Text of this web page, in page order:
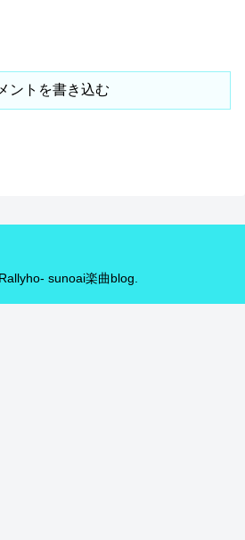
ントを書き込む
sunoai楽曲blog.